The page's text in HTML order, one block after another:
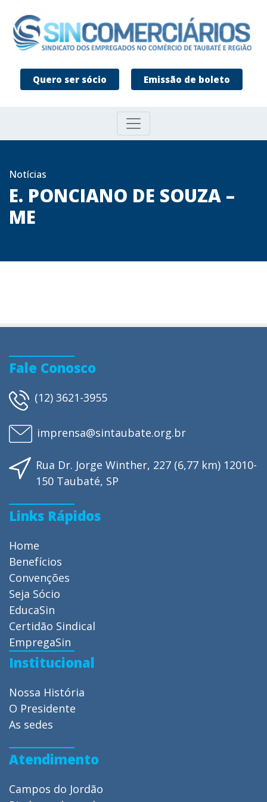
Quero ser sócio Emissão de boleto
Notícias
E. PONCIANO DE SOUZA –
ME
Fale Conosco
(12) 3621-3955
imprensa@sintaubate.org.br
Rua Dr. Jorge Winther, 227 (6,77 km) 12010-
150 Taubaté, SP
Links Rápidos
Home
Benefícios
Convenções
Seja Sócio
EducaSin
Certidão Sindical
EmpregaSin
Institucional
Nossa História
O Presidente
As sedes
Atendimento
Campos do Jordão